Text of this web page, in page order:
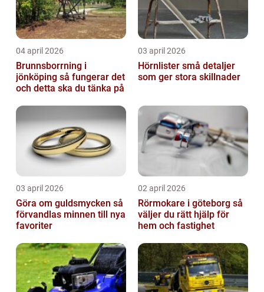
04 april 2026
Brunnsborrning i
jönköping så fungerar det
och detta ska du tänka på
03 april 2026
Hörnlister små detaljer
som ger stora skillnader
03 april 2026
Göra om guldsmycken så
förvandlas minnen till nya
favoriter
02 april 2026
Rörmokare i göteborg så
väljer du rätt hjälp för
hem och fastighet